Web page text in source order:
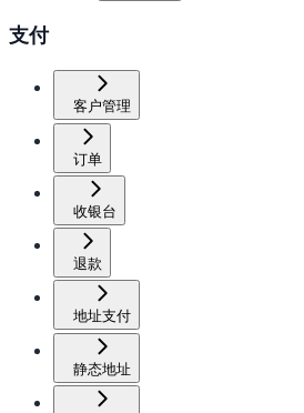
支付
客户管理
订单
收银台
退款
地址支付
静态地址